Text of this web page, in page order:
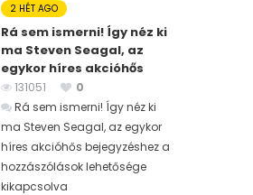
2 HÉT AGO
Rá sem ismerni! Így néz ki
ma Steven Seagal, az
egykor híres akcióhős
131051
0
Rá sem ismerni! Így néz ki
ma Steven Seagal, az egykor
híres akcióhős bejegyzéshez a
hozzászólások lehetősége
kikapcsolva